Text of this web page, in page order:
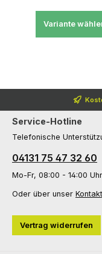
Variante
Service-Hotline
Telefonische
04131 75 47 32 60
Mo-Fr, 08:00 - 14:00 Uhr
Oder über unser
Vertrag widerrufen